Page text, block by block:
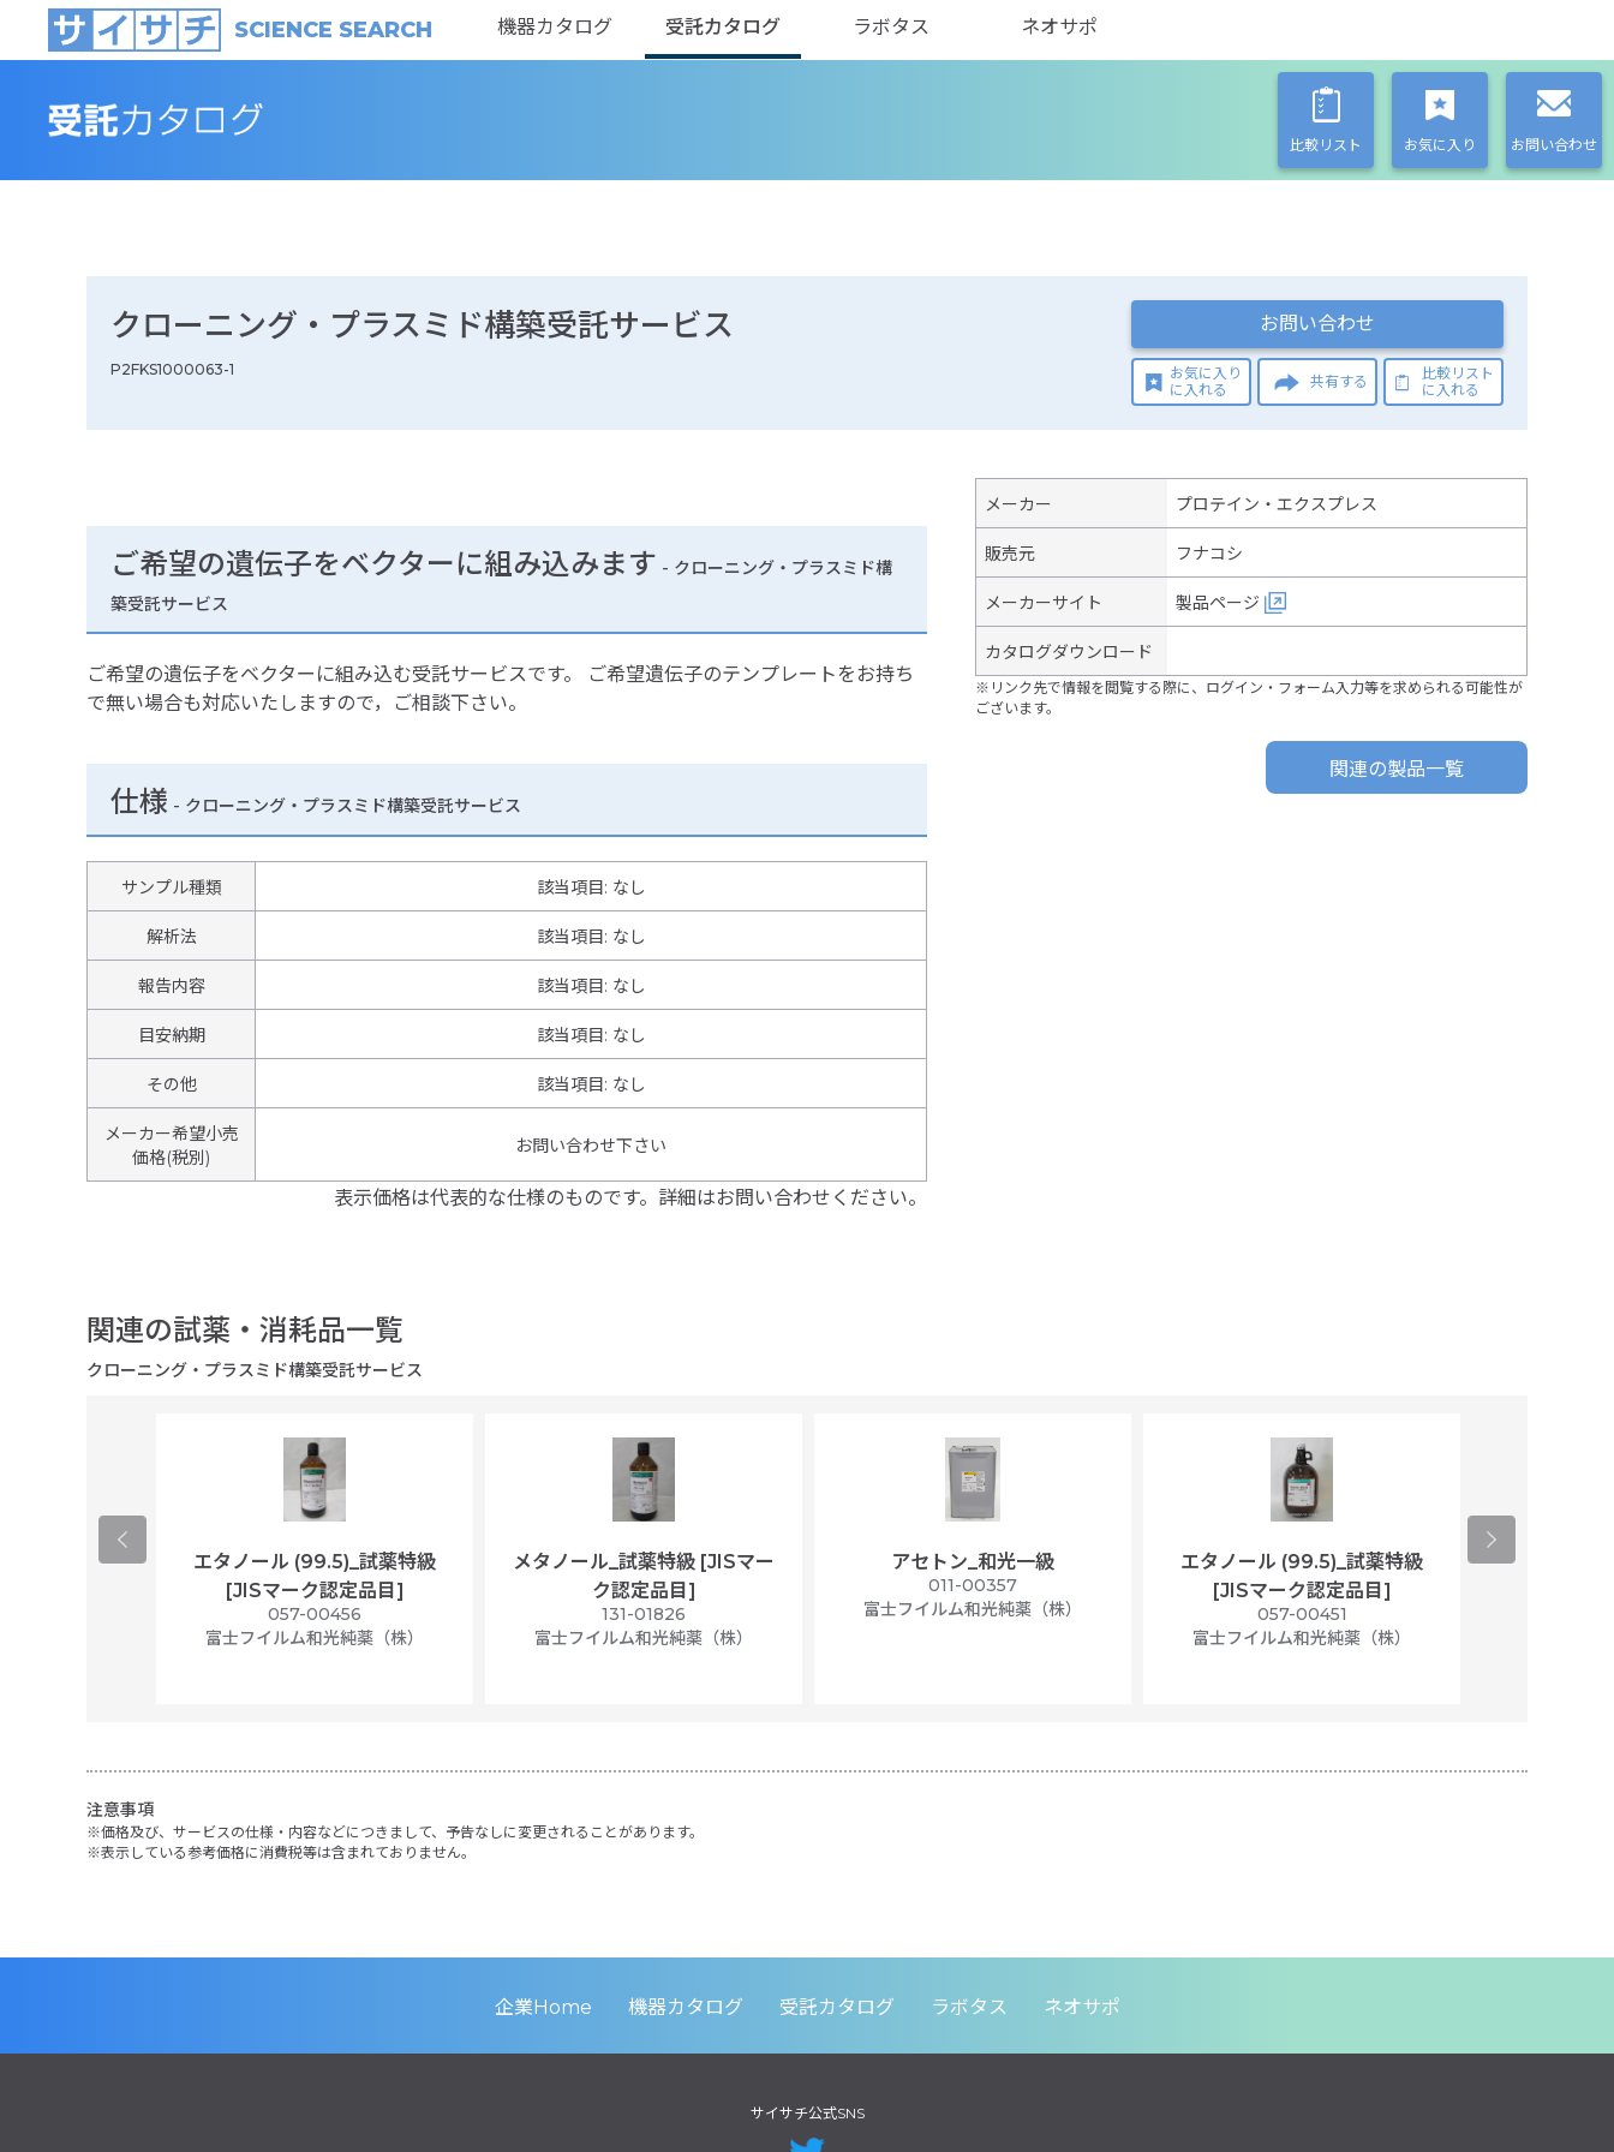
SCIENCE SEARCH 機器カタログ 受託カタログ ラボタス ネオサポ
比較リスト お気に入り お問い合わせ
クローニング・プラスミド構築受託サービス
P2FKS1000063-1
お問い合わせ
お気に入り
に入れる
共有する
比較リスト
に入れる
ご希望の遺伝子をベクターに組み込みます - クローニング・プラスミド構
築受託サービス
ご希望の遺伝子をベクターに組み込む受託サービスです。 ご希望遺伝子のテンプレートをお持ち
で無い場合も対応いたしますので，ご相談下さい。
仕様 - クローニング・プラスミド構築受託サービス
サンプル種類 該当項目: なし
解析法 該当項目: なし
報告内容 該当項目: なし
目安納期 該当項目: なし
その他 該当項目: なし
メーカー希望小売
価格(税別)
お問い合わせ下さい
表示価格は代表的な仕様のものです。詳細はお問い合わせください。
メーカー プロテイン・エクスプレス
販売元 フナコシ
メーカーサイト 製品ページ
カタログダウンロード
※リンク先で情報を閲覧する際に、ログイン・フォーム入力等を求められる可能性が
ございます。
関連の製品一覧
関連の試薬・消耗品一覧
クローニング・プラスミド構築受託サービス
エタノール (99.5)_試薬特級
[JISマーク認定品目]
057-00456
富士フイルム和光純薬（株）
メタノール_試薬特級 [JISマー
ク認定品目]
131-01826
富士フイルム和光純薬（株）
アセトン_和光一級
011-00357
富士フイルム和光純薬（株）
エタノール (99.5)_試薬特級
[JISマーク認定品目]
057-00451
富士フイルム和光純薬（株）
アセトニト
注意事項
価格及び、サービスの仕様・内容などにつきまして、予告なしに変更されることがあります。
表示している参考価格に消費税等は含まれておりません。
企業Home 機器カタログ 受託カタログ ラボタス ネオサポ
サイサチ公式SNS